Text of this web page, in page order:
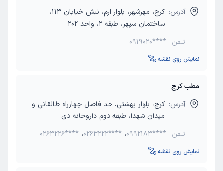
آدرس:
کرج، مهرشهر، بلوار ارم، نبش خیابان 113،
ساختمان سپهر، طبقه 2، واحد 202
تلفن: 0919020****
نمایش روی نقشه
مطب کرج
آدرس: کرج، بلوار بهشتی، حد فاصل چهارراه طالقانی و
میدان شهدا، طبقه دوم داروخانه دی
تلفن:
0263226**** ،0263222**** ،0992183****
نمایش روی نقشه